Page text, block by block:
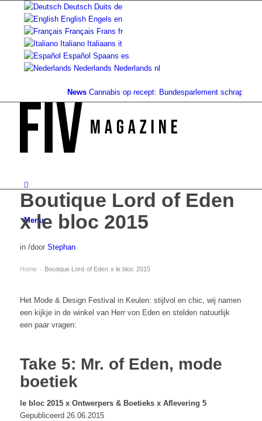
Deutsch Duits de
English Engels en
Français Frans fr
Italiano Italiaans it
Español Spaans es
Nederlands Nederlands nl
News Cannabis op recept: Bundesparlement schrapt de
Menu
Boutique Lord of Eden
x le bloc 2015
in /door Stephan
Home › Boutique Lord of Eden x le bloc 2015
Het Mode & Design Festival in Keulen: stijlvol en chic, wij namen
een kijkje in de winkel van Herr von Eden en stelden natuurlijk
een paar vragen:
Take 5: Mr. of Eden, mode
boetiek
le bloc 2015 x Ontwerpers & Boetieks x Aflevering 5
Gepubliceerd 26.06.2015